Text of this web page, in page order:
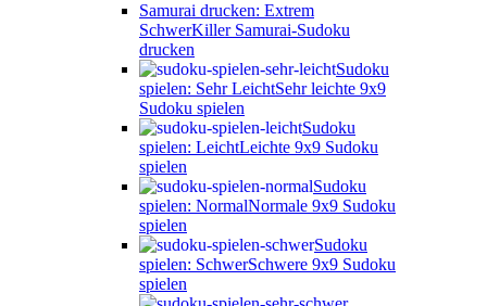
Samurai drucken: Extrem
SchwerKiller Samurai-Sudoku
drucken
Sudoku
spielen: Sehr LeichtSehr leichte 9x9
Sudoku spielen
Sudoku
spielen: LeichtLeichte 9x9 Sudoku
spielen
Sudoku
spielen: NormalNormale 9x9 Sudoku
spielen
Sudoku
spielen: SchwerSchwere 9x9 Sudoku
spielen